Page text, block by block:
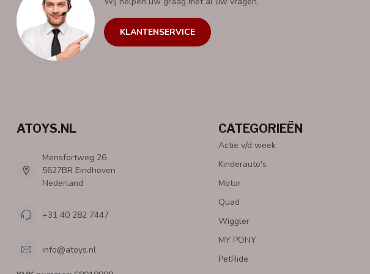
KLANTENSERVICE
ATOYS.NL
Mensfortweg 26
5627BR Eindhoven
Nederland
+31 40 282 7447
info@atoys.nl
CATEGORIEËN
Actie v/d week
Kinderauto's
Motor
Quad
Wiggler
MY PONY
PetRide